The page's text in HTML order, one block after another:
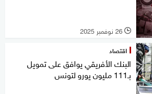
l 26 نوفمبر 2025
اقتصاد
البنك الأفريقي يوافق على تمويل
بـ111 مليون يورو لتونس